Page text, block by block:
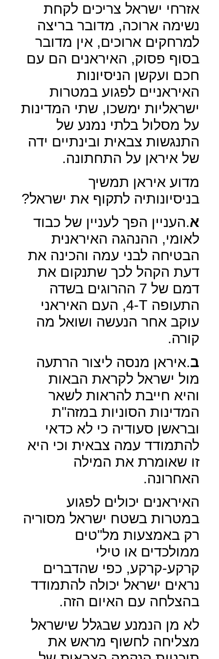
אזרחי ישראל צריכים לקחת
נשימה ארוכה, מדובר בריצה
למרחקים ארוכים, אין מדובר
בסוף פסוק, האיראנים הם עם
חכם ועקשן הניסיונות
האיראניים לפגוע במטרות
ישראליות ימשכו, שתי המדינות
על מסלול בלתי נמנע של
התנגשות צבאית ובינתיים ידה
של איראן על התחתונה.
מדוע איראן תמשיך
בניסיונותיה לתקוף את ישראל?
א.העניין הפך לעניין של כבוד
לאומי, ההנהגה האיראנית
הבטיחה לבני עמה והכינה את
דעת הקהל לכך שתנקום את
דמם של 7 ההרוגים בשדה
התעופה T
-4, העם האיראני
עוקב אחר הנעשה ושואל מה
קורה.
ב.איראן מנסה ליצור הרתעה
מול ישראל לקראת הבאות
והיא חייבת להראות לשאר
המדינות הסוניות במזה"ת
ובראשן סעודיה כי לא כדאי
להתמודד עמה צבאית וכי היא
זו שאומרת את המילה
האחרונה.
האיראנים יכולים לפגוע
במטרות בשטח ישראל מסוריה
רק באמצעות מל"טים
ממולכדים או טילי
קרקע-קרקע, כפי שהדברים
נראים ישראל יכולה להתמודד
בהצלחה עם האיום הזה.
לא מן הנמנע שבגלל שישראל
מצליחה לחשוף מראש את